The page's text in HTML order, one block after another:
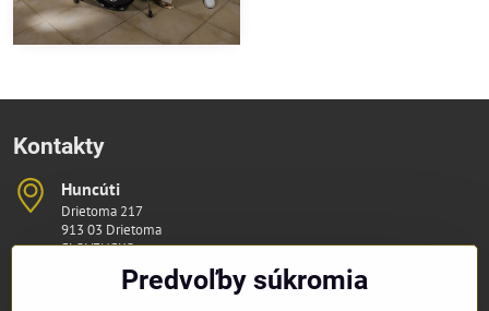
Kontakty
Huncúti
Drietoma 217
913 03 Drietoma
SLOVENSKO
IČO: 51326248Predvoľby súkromia